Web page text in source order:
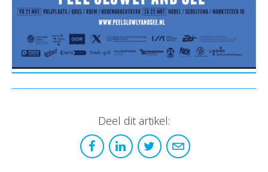
Deel dit artikel: